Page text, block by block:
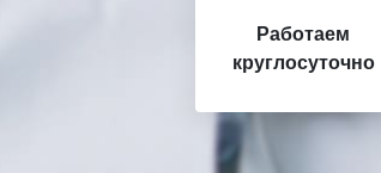
Работаем
круглосуточно